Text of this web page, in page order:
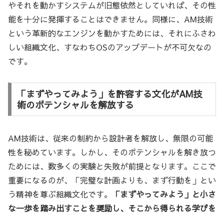
やそれを動かすシステムが旧態依然としていれば、その性
能を十分に発揮することはできません。同様に、AM技術
という革新的なエンジンを動かすためには、それにふさわ
しい組織文化、すなわちOSのアップデートが不可欠なの
です。
「まずやってみよう」を許容する文化がAM技
術のポテンシャルを解放する
AM技術は、従来の制約から設計者を解放し、無限の可能
性を秘めています。しかし、そのポテンシャルを解き放つ
ためには、数多くの実験と失敗が前提となります。ここで
重要になるのが、「完璧な計画よりも、まず行動を」とい
う精神を尊ぶ組織文化です。
「まずやってみよう」と小さ
な一歩を踏み出すことを奨励し、そこから得られる学びを